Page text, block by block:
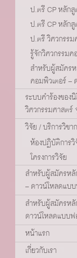
ป.ตรี CP หลัก
ป.ตรี CP หลัก
ป.ตรี วิศวกรร
รู้จักวิศวกรรมค
สำหรับผู้สมัคร
คอมพิวเตอร์ –
ระบบคำร้องของ
วิศวกรรมศาสตร์
วิจัย / บริการวิชา
ห้องปฏิบัติการ
โครงการวิจัย
สำหรับผู้สมัครห
– ดาวน์โหลดแบ
สำหรับผู้สมัครห
ดาวน์โหลดแบบ
หน้าแรก
เกี่ยวกับเรา